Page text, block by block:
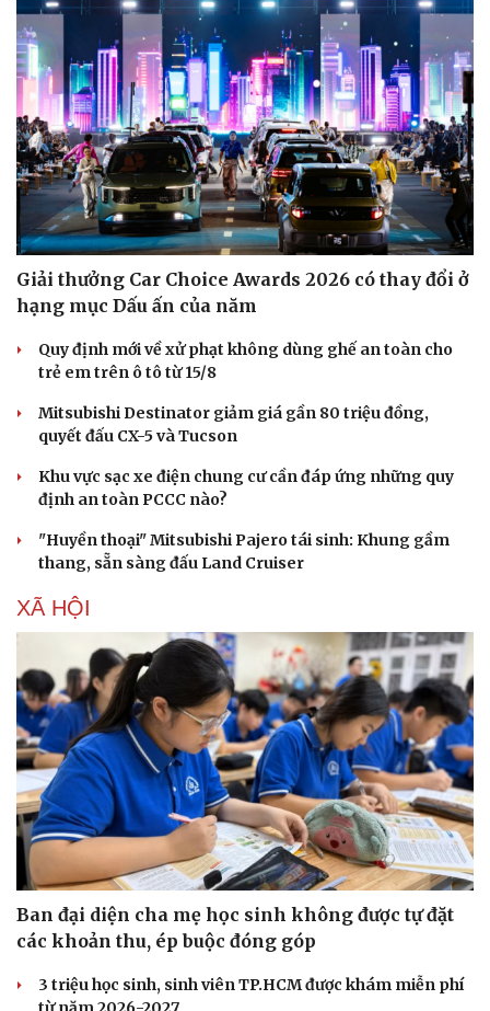
Văn hóa
Sân khấu - Điện ảnh
Văn học
Âm nhạc
Di sản
Giải trí
Thời trang
Sao Việt
Giải thưởng Car Choice Awards 2026 có thay đổi ở
hạng mục Dấu ấn của năm
Quy định mới về xử phạt không dùng ghế an toàn cho
trẻ em trên ô tô từ 15/8
Mitsubishi Destinator giảm giá gần 80 triệu đồng,
quyết đấu CX-5 và Tucson
Khu vực sạc xe điện chung cư cần đáp ứng những quy
định an toàn PCCC nào?
"Huyền thoại" Mitsubishi Pajero tái sinh: Khung gầm
thang, sẵn sàng đấu Land Cruiser
XÃ HỘI
Ban đại diện cha mẹ học sinh không được tự đặt
các khoản thu, ép buộc đóng góp
3 triệu học sinh, sinh viên TP.HCM được khám miễn phí